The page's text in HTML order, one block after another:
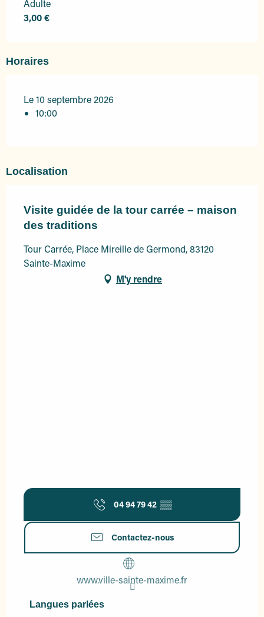
Adulte
3,00 €
Horaires
Le 10 septembre 2026
10:00
Localisation
Visite guidée de la tour carrée – maison
des traditions
Tour Carrée, Place Mireille de Germond, 83120
Sainte-Maxime
M'y rendre
04 94 79 42 ▒▒
Contactez-nous
www.ville-sainte-maxime.fr
Langues parlées
Langues parlées